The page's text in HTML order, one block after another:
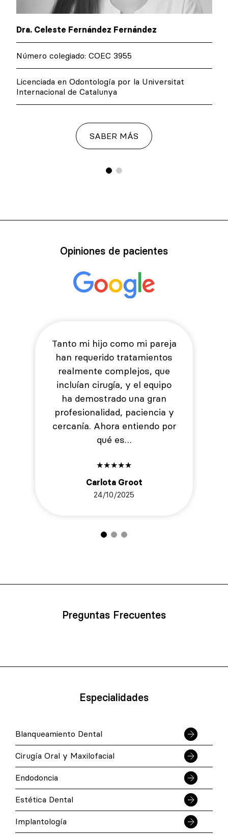
Dra. Celeste Fernández Fernández
Número colegiado: COEC 3955
Licenciada en Odontología por la Universitat
Internacional de Catalunya
SABER MÁS
Opiniones de pacientes
Tanto mi hijo como mi pareja
han requerido tratamientos
realmente complejos, que
incluían cirugía, y el equipo
ha demostrado una gran
profesionalidad, paciencia y
cercanía. Ahora entiendo por
qué es…
★★★★★
Carlota Groot
24/10/2025
Preguntas Frecuentes
Especialidades
Blanqueamiento Dental
Cirugía Oral y Maxilofacial
Endodoncia
Estética Dental
Implantología